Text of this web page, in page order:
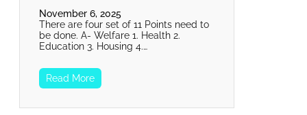
November 6, 2025
There are four set of 11 Points need to
be done. A- Welfare 1. Health 2.
Education 3. Housing 4.…
Read More